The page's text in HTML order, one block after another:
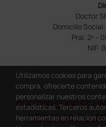
Doctor
Domicilio
Pral. 2ª –
NIF:
DOCTOR SHOP ES
DEDICADO A LA
Utilizamos cookies para
compra, ofrecerte
personalizar nuestros
estadísticas. Terceros
herramientas en relación